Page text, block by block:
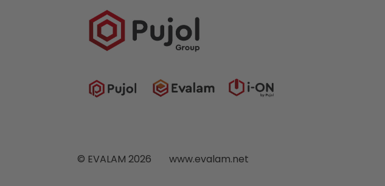
© EVALAM 2026 www.evalam.net